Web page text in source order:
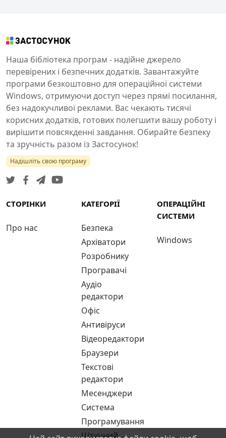
Наша бібліотека програм - надійне джерело
перевірених і безпечних додатків. Завантажуйте
програми безкоштовно для операційної системи
Windows, отримуючи доступ через прямі посилання,
без надокучливої реклами. Вас чекають тисячі
корисних додатків, готових полегшити вашу роботу і
вирішити повсякденні завдання. Обирайте безпеку
та зручність разом із Застосунок!
Надішліть свою програму
СТОРІНКИ
Про нас
КАТЕГОРІЇ
Безпека
Архіватори
Розробнику
Програвачі
Аудіо
редактори
Офіс
Антивіруси
Відеоредактори
Браузери
Текстові
редактори
Месенджери
Система
Програмування
Штучний
ОПЕРАЦІЙНІ
СИСТЕМИ
Windows